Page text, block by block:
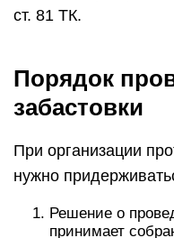
ст. 81 ТК.
Порядок
забастовки
При организации
нужно
Решение о
принимает